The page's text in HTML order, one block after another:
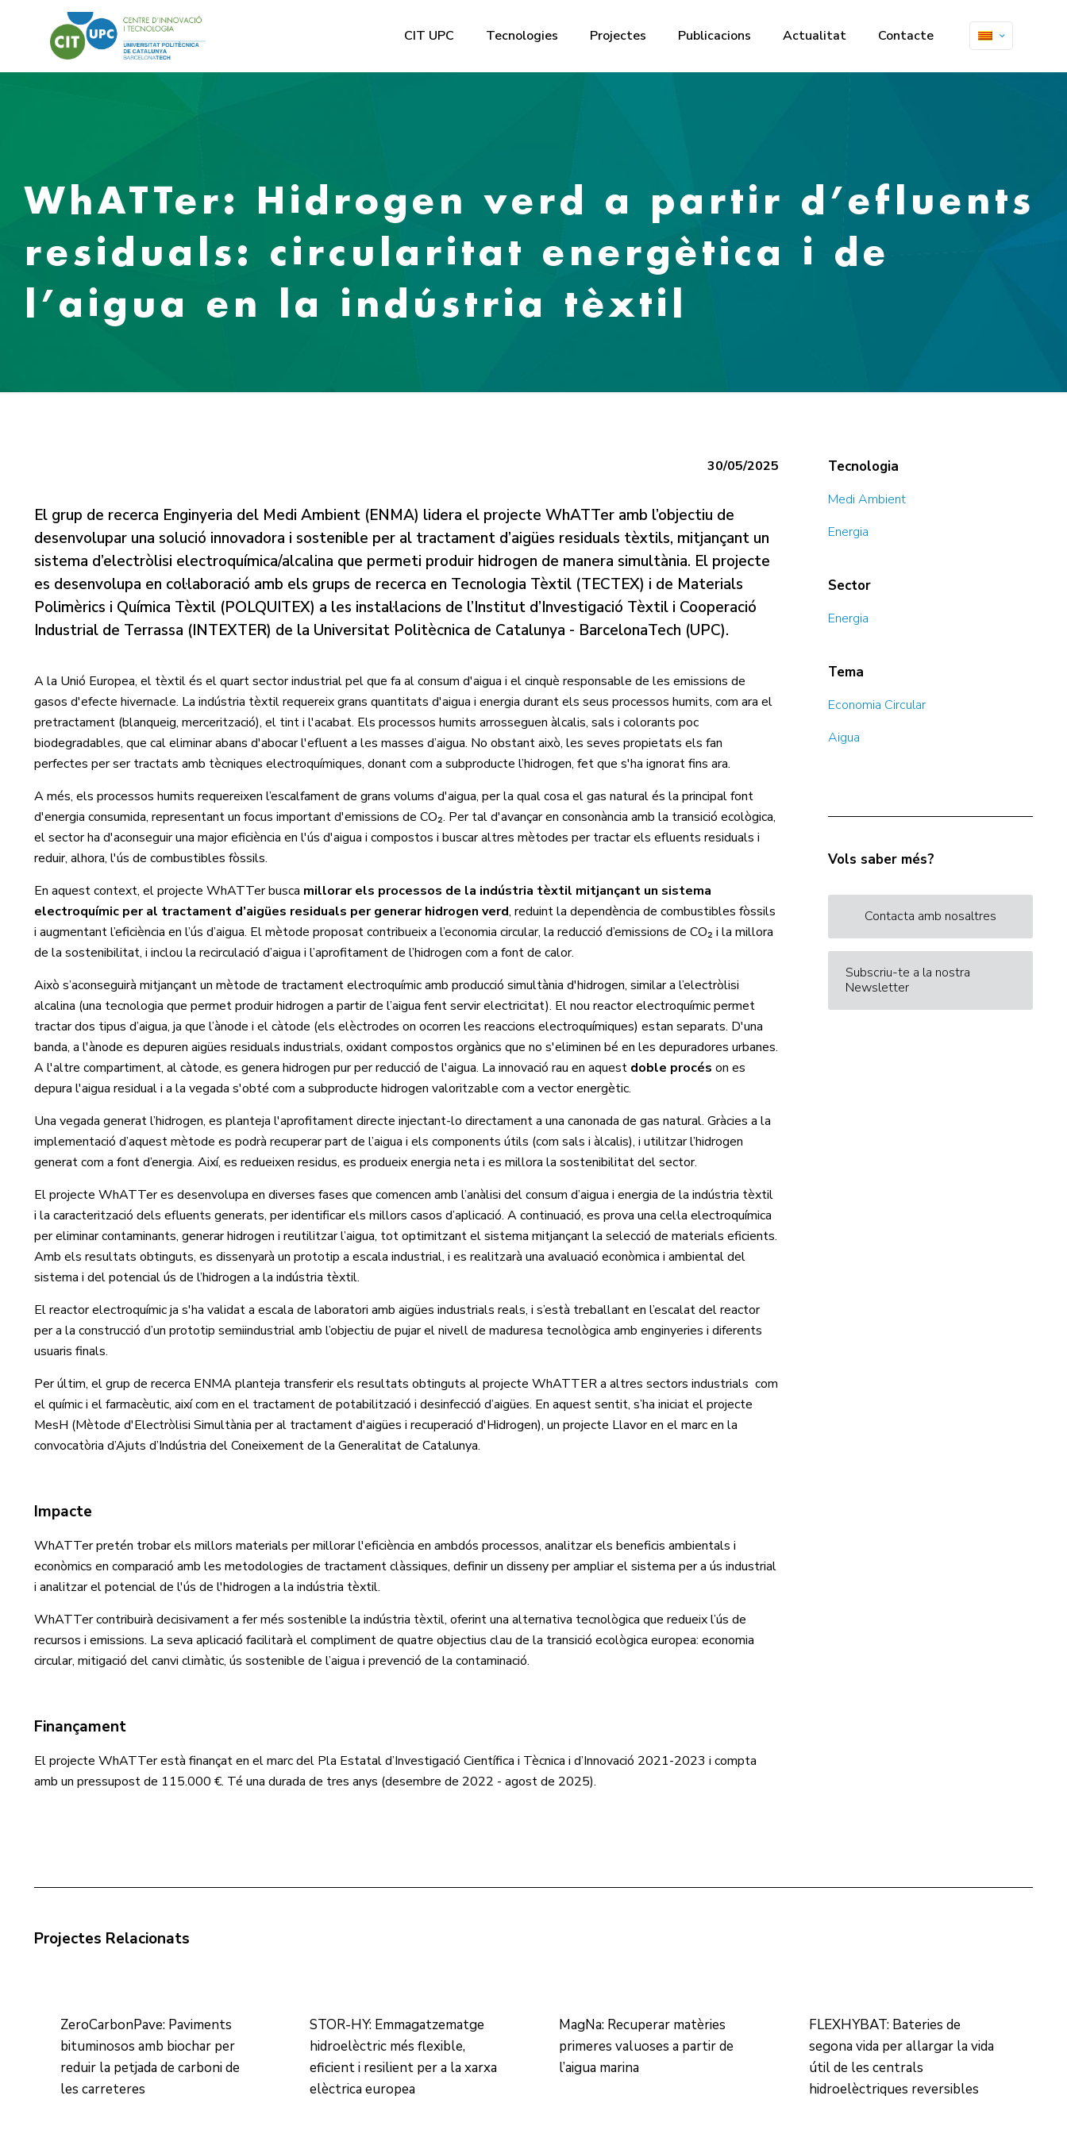
CIT UPC Tecnologies Projectes Publicacions Actualitat Contacte
WhATTer: Hidrogen verd a partir d’efluents
residuals: circularitat energètica i de
l’aigua en la indústria tèxtil
30/05/2025
El grup de recerca Enginyeria del Medi Ambient (ENMA) lidera el projecte WhATTer amb l’objectiu de
desenvolupar una solució innovadora i sostenible per al tractament d’aigües residuals tèxtils, mitjançant un
sistema d’electròlisi electroquímica/alcalina que permeti produir hidrogen de manera simultània. El projecte
es desenvolupa en col·laboració amb els grups de recerca en Tecnologia Tèxtil (TECTEX) i de Materials
Polimèrics i Química Tèxtil (POLQUITEX) a les instal·lacions de l’Institut d’Investigació Tèxtil i Cooperació
Industrial de Terrassa (INTEXTER) de la Universitat Politècnica de Catalunya - BarcelonaTech (UPC).
A la Unió Europea, el tèxtil és el quart sector industrial pel que fa al consum d'aigua i el cinquè responsable de les emissions de
gasos d'efecte hivernacle. La indústria tèxtil requereix grans quantitats d'aigua i energia durant els seus processos humits, com ara el
pretractament (blanqueig, mercerització), el tint i l'acabat. Els processos humits arrosseguen àlcalis, sals i colorants poc
biodegradables, que cal eliminar abans d'abocar l'efluent a les masses d’aigua. No obstant això, les seves propietats els fan
perfectes per ser tractats amb tècniques electroquímiques, donant com a subproducte l’hidrogen, fet que s'ha ignorat fins ara.
A més, els processos humits requereixen l’escalfament de grans volums d'aigua, per la qual cosa el gas natural és la principal font
d'energia consumida, representant un focus important d'emissions de CO₂. Per tal d'avançar en consonància amb la transició ecològica,
el sector ha d'aconseguir una major eficiència en l'ús d'aigua i compostos i buscar altres mètodes per tractar els efluents residuals i
reduir, alhora, l'ús de combustibles fòssils.
En aquest context, el projecte WhATTer busca millorar els processos de la indústria tèxtil mitjançant un sistema
electroquímic per al tractament d’aigües residuals per generar hidrogen verd, reduint la dependència de combustibles fòssils
i augmentant l’eficiència en l’ús d’aigua. El mètode proposat contribueix a l’economia circular, la reducció d’emissions de CO₂ i la millora
de la sostenibilitat, i inclou la recirculació d’aigua i l’aprofitament de l’hidrogen com a font de calor.
Això s’aconseguirà mitjançant un mètode de tractament electroquímic amb producció simultània d'hidrogen, similar a l’electròlisi
alcalina (una tecnologia que permet produir hidrogen a partir de l’aigua fent servir electricitat). El nou reactor electroquímic permet
tractar dos tipus d’aigua, ja que l’ànode i el càtode (els elèctrodes on ocorren les reaccions electroquímiques) estan separats. D'una
banda, a l'ànode es depuren aigües residuals industrials, oxidant compostos orgànics que no s'eliminen bé en les depuradores urbanes.
A l'altre compartiment, al càtode, es genera hidrogen pur per reducció de l'aigua. La innovació rau en aquest doble procés on es
depura l'aigua residual i a la vegada s'obté com a subproducte hidrogen valoritzable com a vector energètic.
Una vegada generat l’hidrogen, es planteja l'aprofitament directe injectant-lo directament a una canonada de gas natural. Gràcies a la
implementació d’aquest mètode es podrà recuperar part de l’aigua i els components útils (com sals i àlcalis), i utilitzar l’hidrogen
generat com a font d’energia. Així, es redueixen residus, es produeix energia neta i es millora la sostenibilitat del sector.
El projecte WhATTer es desenvolupa en diverses fases que comencen amb l’anàlisi del consum d’aigua i energia de la indústria tèxtil
i la caracterització dels efluents generats, per identificar els millors casos d’aplicació. A continuació, es prova una cel·la electroquímica
per eliminar contaminants, generar hidrogen i reutilitzar l’aigua, tot optimitzant el sistema mitjançant la selecció de materials eficients.
Amb els resultats obtinguts, es dissenyarà un prototip a escala industrial, i es realitzarà una avaluació econòmica i ambiental del
sistema i del potencial ús de l’hidrogen a la indústria tèxtil.
El reactor electroquímic ja s'ha validat a escala de laboratori amb aigües industrials reals, i s’està treballant en l’escalat del reactor
per a la construcció d’un prototip semiindustrial amb l’objectiu de pujar el nivell de maduresa tecnològica amb enginyeries i diferents
usuaris finals.
Per últim, el grup de recerca ENMA planteja transferir els resultats obtinguts al projecte WhATTER a altres sectors industrials com
el químic i el farmacèutic, així com en el tractament de potabilització i desinfecció d’aigües. En aquest sentit, s’ha iniciat el projecte
MesH (Mètode d'Electròlisi Simultània per al tractament d'aigües i recuperació d'Hidrogen), un projecte Llavor en el marc en la
convocatòria d’Ajuts d’Indústria del Coneixement de la Generalitat de Catalunya.
Impacte
WhATTer pretén trobar els millors materials per millorar l'eficiència en ambdós processos, analitzar els beneficis ambientals i
econòmics en comparació amb les metodologies de tractament clàssiques, definir un disseny per ampliar el sistema per a ús industrial
i analitzar el potencial de l'ús de l'hidrogen a la indústria tèxtil.
WhATTer contribuirà decisivament a fer més sostenible la indústria tèxtil, oferint una alternativa tecnològica que redueix l’ús de
recursos i emissions. La seva aplicació facilitarà el compliment de quatre objectius clau de la transició ecològica europea: economia
circular, mitigació del canvi climàtic, ús sostenible de l’aigua i prevenció de la contaminació.
Finançament
El projecte WhATTer està finançat en el marc del Pla Estatal d’Investigació Científica i Tècnica i d’Innovació 2021-2023 i compta
amb un pressupost de 115.000 €. Té una durada de tres anys (desembre de 2022 - agost de 2025).
Tecnologia
Medi Ambient
Energia
Sector
Energia
Tema
Economia Circular
Aigua
Vols saber més?
Contacta amb nosaltres
Subscriu-te a la nostra
Newsletter
Projectes Relacionats
ZeroCarbonPave: Paviments
bituminosos amb biochar per
reduir la petjada de carboni de
les carreteres
STOR-HY: Emmagatzematge
hidroelèctric més flexible,
eficient i resilient per a la xarxa
elèctrica europea
MagNa: Recuperar matèries
primeres valuoses a partir de
l’aigua marina
FLEXHYBAT: Bateries de
segona vida per allargar la vida
útil de les centrals
hidroelèctriques reversibles